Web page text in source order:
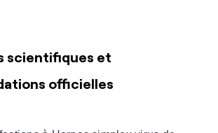
scientifiques et
officielles